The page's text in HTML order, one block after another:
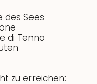
des Sees
di Tenno
zu erreichen: